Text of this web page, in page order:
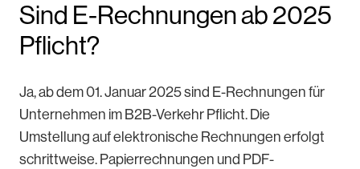
Sind E-Rechnungen ab 2025
Pflicht?
Ja, ab dem 01. Januar 2025 sind E-Rechnungen für
Unternehmen im B2B-Verkehr Pflicht. Die
Umstellung auf elektronische Rechnungen erfolgt
schrittweise. Papierrechnungen und PDF-